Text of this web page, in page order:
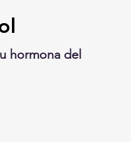
hormona del